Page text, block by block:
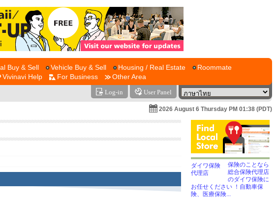
Buy & Sell Vehicle Buy & Sell Housing / Real Estate
Roommate
Vivinavi Help For Business Other Area
Log-in User Panel
2026 August 6 Thursday PM 01:38 (PDT)
保険のことなら
総合保険代理店
のダイワ保険に
お任せください ！自動車保
険、医療保険...